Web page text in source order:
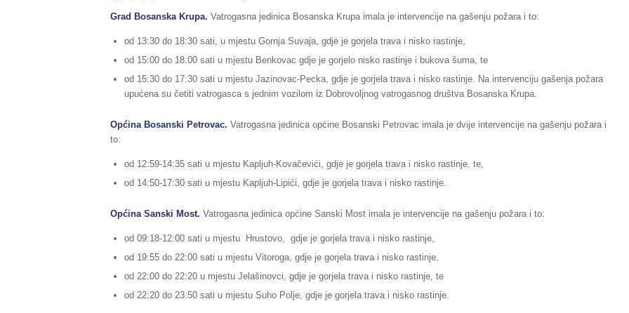
Grad Bosanska Krupa. Vatrogasna jedinica Bosanska Krupa imala je intervencije na gašenju požara i to:
od 13:30 do 18:30 sati, u mjestu Gornja Suvaja, gdje je gorjela trava i nisko rastinje,
od 15:00 do 18:00 sati u mjestu Benkovac gdje je gorjelo nisko rastinje i bukova šuma, te
od 15:30 do 17:30 sati u mjestu Jazinovac-Pecka, gdje je gorjela trava i nisko rastinje. Na intervenciju gašenja požara
upućena su četiti vatrogasca s jednim vozilom iz Dobrovoljnog vatrogasnog društva Bosanska Krupa.
Općina Bosanski Petrovac. Vatrogasna jedinica općine Bosanski Petrovac imala je dvije intervencije na gašenju požara i
to:
od 12:59-14:35 sati u mjestu Kapljuh-Kovačevići, gdje je gorjela trava i nisko rastinje, te,
od 14:50-17:30 sati u mjestu Kapljuh-Lipići, gdje je gorjela trava i nisko rastinje.
Općina Sanski Most. Vatrogasna jedinica općine Sanski Most imala je intervencije na gašenju požara i to:
od 09:18-12:00 sati u mjestu Hrustovo, gdje je gorjela trava i nisko rastinje,
od 19:55 do 22:00 sati u mjestu Vitoroga, gdje je gorjela trava i nisko rastinje,
od 22:00 do 22:20 u mjestu Jelašinovci, gdje je gorjela trava i nisko rastinje, te
od 22:20 do 23:50 sati u mjestu Suho Polje, gdje je gorjela trava i nisko rastinje.